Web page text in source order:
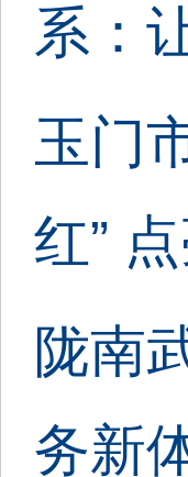
系：
玉门
红”
陇南
务新